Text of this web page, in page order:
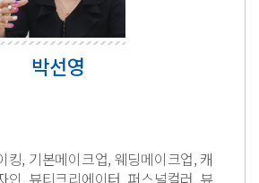
박선영
킹, 기본메이크업, 웨딩메이크업, 캐
인, 뷰티크리에이터, 퍼스널컬러, 뷰